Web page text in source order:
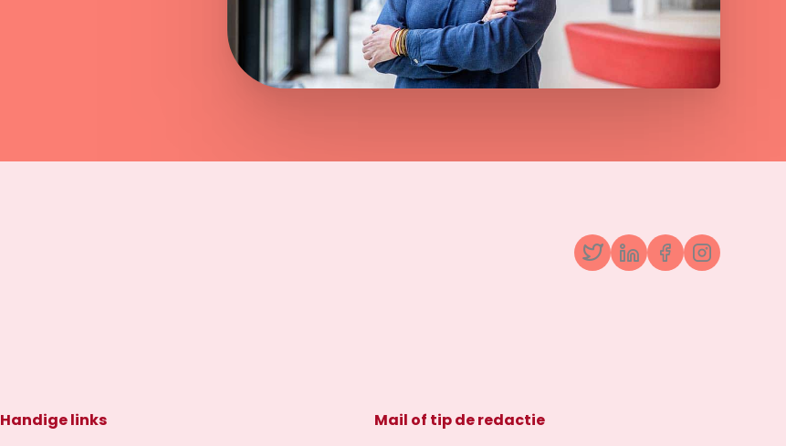
TwitterLinkedInFacebook
Handige links Mail of tip de redactie